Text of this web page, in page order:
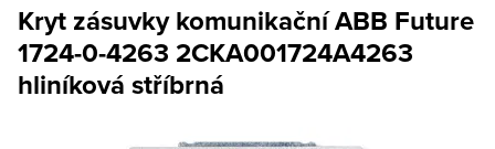
Kryt zásuvky komunikační ABB Future
1724-0-4263 2CKA001724A4263
hliníková stříbrná